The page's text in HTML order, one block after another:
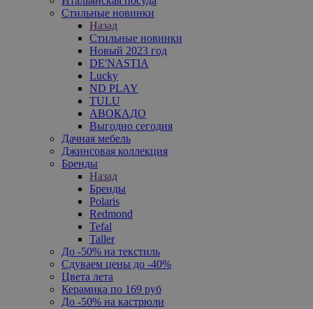
Стильные новинки
Назад
Стильные новинки
Новый 2023 год
DE'NASTIA
Lucky
ND PLAY
TULU
АВОКАДО
Выгодно сегодня
Дачная мебель
Джинсовая коллекция
Бренды
Назад
Бренды
Polaris
Redmond
Tefal
Taller
До -50% на текстиль
Сдуваем цены до -40%
Цвета лета
Керамика по 169 руб
До -50% на кастрюли